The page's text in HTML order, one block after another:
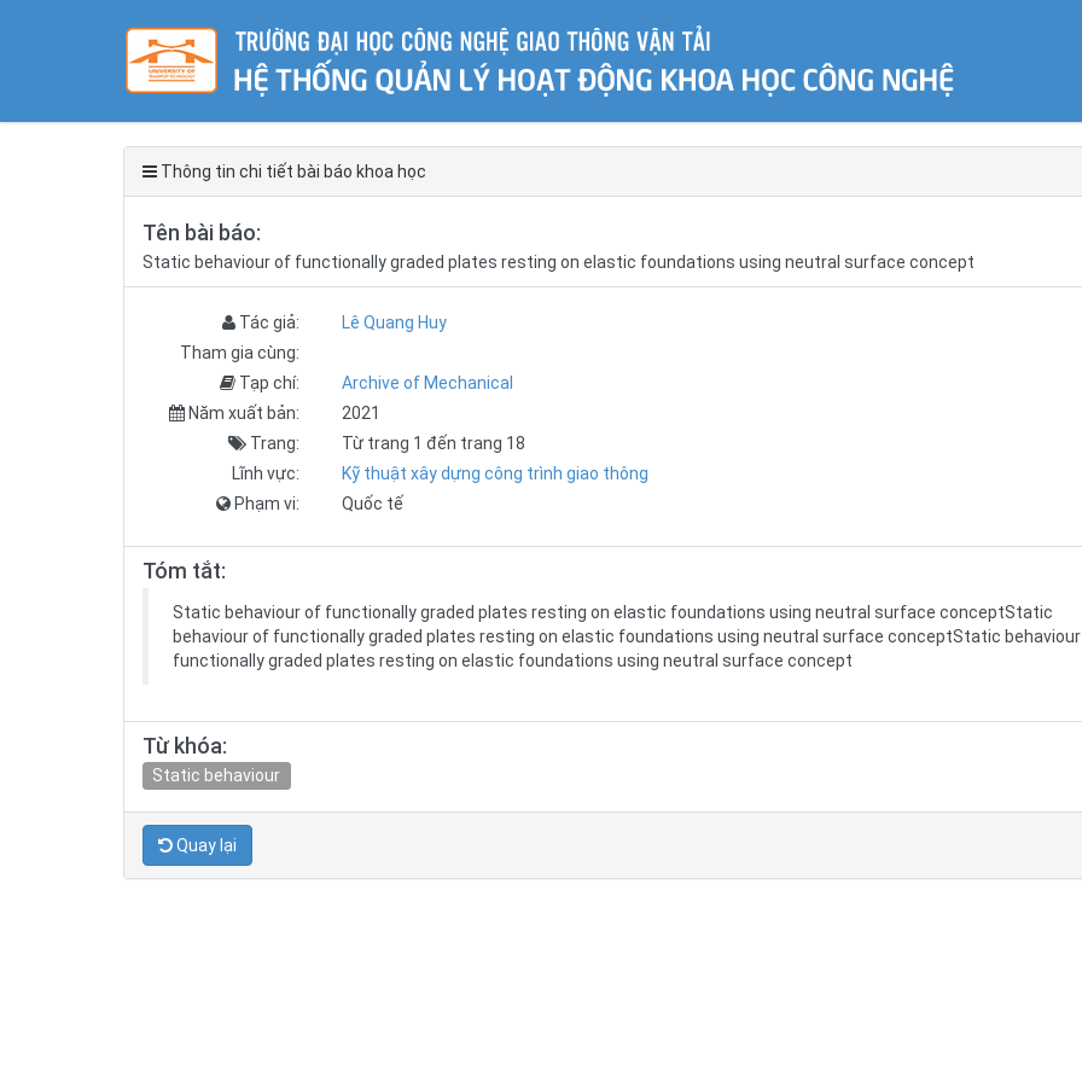
Thông tin chi tiết bài báo khoa học
Tên bài báo:
Static behaviour of functionally graded plates resting on elastic foundations using neutral surface concept
Tác giả:
Lê Quang Huy
Tham gia cùng:
Tạp chí:
Archive of Mechanical
Năm xuất bản:
2021
Trang:
Từ trang 1 đến trang 18
Lĩnh vực:
Kỹ thuật xây dựng công trình giao thông
Phạm vi:
Quốc tế
Tóm tắt:
Static behaviour of functionally graded plates resting on elastic foundations using neutral surface conceptStatic
behaviour of functionally graded plates resting on elastic foundations using neutral surface conceptStatic
functionally graded plates resting on elastic foundations using neutral surface concept
Từ khóa:
Static behaviour
Quay lại